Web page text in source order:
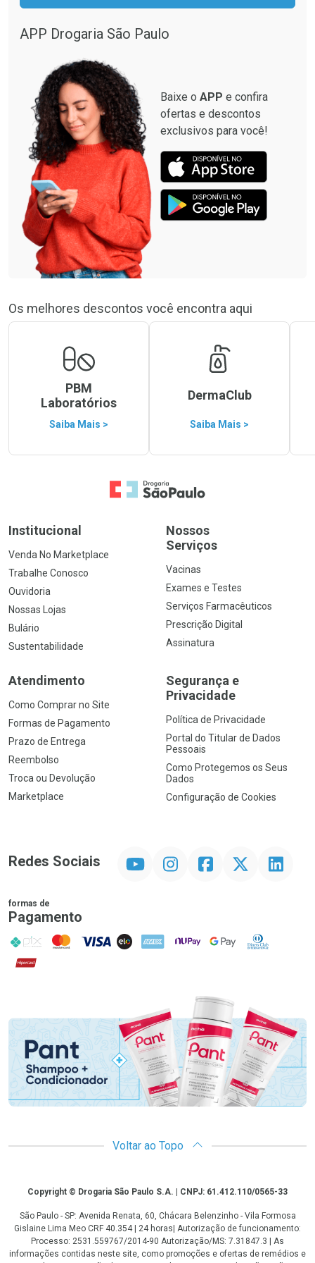
APP Drogaria São Paulo
Baixe o APP e confira
ofertas e descontos
exclusivos para você!
Os melhores descontos você encontra aqui
PBM
Laboratórios
Saiba Mais >
DermaClub
Saiba Mais >
Ir para a Home
Institucional
Venda No Marketplace
Trabalhe Conosco
Ouvidoria
Nossas Lojas
Bulário
Sustentabilidade
Nossos
Serviços
Vacinas
Exames e Testes
Serviços Farmacêuticos
Prescrição Digital
Assinatura
Atendimento
Como Comprar no Site
Formas de Pagamento
Prazo de Entrega
Reembolso
Troca ou Devolução
Marketplace
Segurança e
Privacidade
Política de Privacidade
Portal do Titular de Dados
Pessoais
Como Protegemos os Seus
Dados
Configuração de Cookies
Redes Sociais InstagramFacebookTwitter Linkedin
formas de
Pagamento
PIX MasterCard
VISA ELO AMEX NuPay Google PayDiners Club
Hipercard
Promoção em Destaque
Voltar ao Topo
CopyrightCopyright © Drogaria São Paulo S.A. | CNPJ: 61.412.110/0565-33
São Paulo - SP: Avenida Renata, 60, Chácara Belenzinho - Vila Formosa
Gislaine Lima Meo CRF 40.354 | 24 horas| Autorização de funcionamento:
Processo: 2531.559767/2014-90 Autorização/MS: 7.31847.3 | As
informações contidas neste site, como promoções e ofertas de remédios e